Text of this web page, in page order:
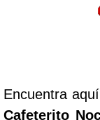
Lotería
Lotería
Encuentra
Cafeterito